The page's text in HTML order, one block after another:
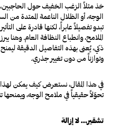
خذ مثلاً الزغب الخفيف حول
الوجه، أو الظلال الناعمة الممتدة من
تبدو تفصيلاً عابراً، لكنها قادرة على
الملامح، وانطباع النظافة العام. وهنا
ذكي، يُعنى بهذه التفاصيل الدقيقة
وتوازناً من دون تغيير جذري.
في هذا المقال، نستعرض كيف يمكن
تحوّلاً حقيقياً في ملامح الوجه، ويمنحها
تشقير… لا إزالة